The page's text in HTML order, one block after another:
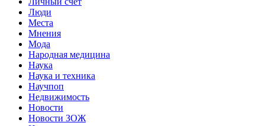
Люди
Места
Мнения
Мода
Народная медицина
Наука
Наука и техника
Научпоп
Недвижимость
Новости
Новости ЗОЖ